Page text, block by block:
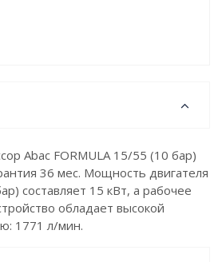
Abac FORMULA 15/55 (10 бар)
36 мес. Мощность двигателя
составляет 15 кВт, а рабочее
обладает высокой
1771 л/мин.